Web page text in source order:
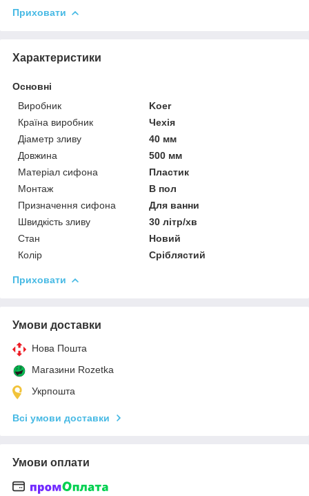
Приховати
Характеристики
Основні
Виробник
Koer
Країна виробник
Чехія
Діаметр зливу
40 мм
Довжина
500 мм
Матеріал сифона
Пластик
Монтаж
В пол
Призначення сифона
Для ванни
Швидкість зливу
30 літр/хв
Стан
Новий
Колір
Сріблястий
Приховати
Умови доставки
Нова Пошта
Магазини Rozetka
Укрпошта
Всі умови доставки
Умови оплати